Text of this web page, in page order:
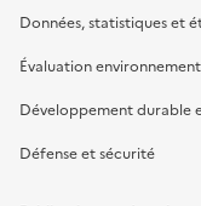
Données, statistiques et
Évaluation
Développement durable
Défense et sécurité